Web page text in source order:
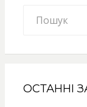
for:
ОСТАННІ